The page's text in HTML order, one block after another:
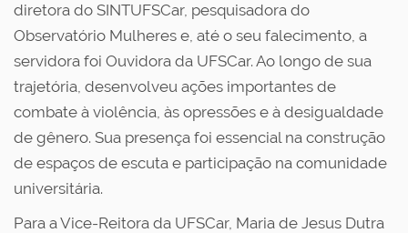
diretora do SINTUFSCar, pesquisadora do
Observatório Mulheres e, até o seu falecimento, a
servidora foi Ouvidora da UFSCar. Ao longo de sua
trajetória, desenvolveu ações importantes de
combate à violência, às opressões e à desigualdade
de gênero. Sua presença foi essencial na construção
de espaços de escuta e participação na comunidade
universitária.
Para a Vice-Reitora da UFSCar, Maria de Jesus Dutra